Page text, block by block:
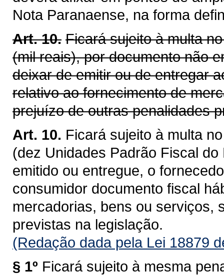
Nota Paranaense, na forma
Art. 10. Ficará sujeito à multa
(mil reais), por documento não
deixar de emitir ou de entregar
relativo ao fornecimento de
prejuízo de outras penalidades
Art. 10. Ficará sujeito à multa
(dez Unidades Padrão Fiscal
emitido ou entregue, o
consumidor documento fiscal
mercadorias, bens ou serviços,
previstas na legislação.
(Redação dada pela Lei 18879
§ 1º Ficará sujeito à mesma